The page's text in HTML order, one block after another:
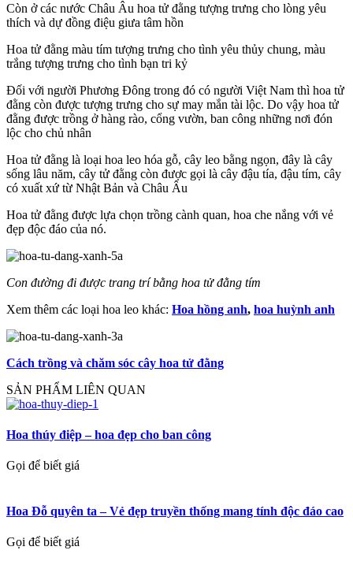
Còn ở các nước Châu Âu hoa tử đằng tượng trưng cho lòng yêu
thích và dự đồng điệu giưa tâm hồn
Hoa tử đằng màu tím tượng trưng cho tình yêu thủy chung, màu
trắng tượng trưng cho tình bạn tri kỷ
Đối với người Phương Đông trong đó có người Việt Nam thì hoa tử
đằng còn được tượng trưng cho sự may mắn tài lộc. Do vậy hoa tử
đằng được trồng ở hàng rào, cổng vườn, ban công những nơi đón
lộc cho chủ nhân
Hoa tử đằng là loại hoa leo hóa gỗ, cây leo bằng ngọn, đây là cây
sống lâu năm, cây tử đằng còn được gọi là cây đậu tía, đậu tím, cây
có xuất xứ từ Nhật Bản và Châu Âu
Hoa tử đằng được lựa chọn trồng cành quan, hoa che nắng với vẻ
đẹp độc đáo của nó.
Con đường đi được trang trí bằng hoa tử đằng tím
Xem thêm các loại hoa leo khác: Hoa hồng anh, hoa huỳnh anh
Cách trồng và chăm sóc cây hoa tử đằng
SẢN PHẨM LIÊN QUAN
Hoa thúy điệp – hoa đẹp cho ban công
Gọi để biết giá
Hoa Đỗ quyên ta – Vẻ đẹp truyền thống mang tính độc đáo cao
Gọi để biết giá